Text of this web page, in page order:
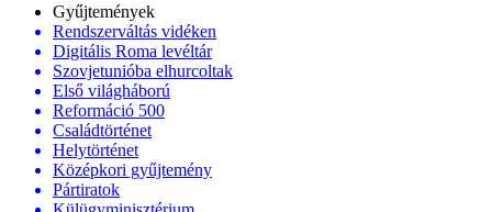
Gyűjtemények
Rendszerváltás vidéken
Digitális Roma levéltár
Szovjetunióba elhurcoltak
Első világháború
Reformáció 500
Családtörténet
Helytörténet
Középkori gyűjtemény
Pártiratok